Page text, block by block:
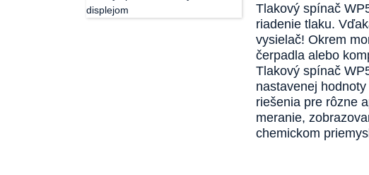
Tlakový spínač
riadenie tlaku.
vysielač! Okrem
čerpadla alebo
Tlakový spínač
nastavenej
riešenia pre rôzne
meranie,
chemickom